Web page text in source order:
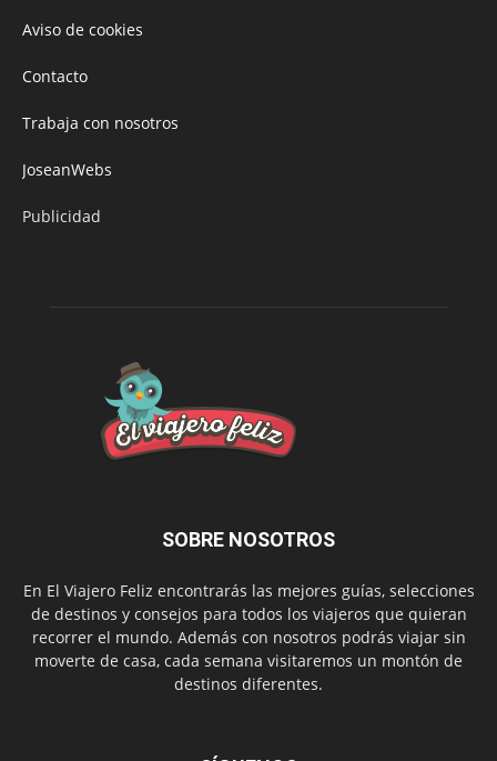
Aviso de cookies
Contacto
Trabaja con nosotros
JoseanWebs
Publicidad
SOBRE NOSOTROS
En El Viajero Feliz encontrarás las mejores guías, selecciones
de destinos y consejos para todos los viajeros que quieran
recorrer el mundo. Además con nosotros podrás viajar sin
moverte de casa, cada semana visitaremos un montón de
destinos diferentes.